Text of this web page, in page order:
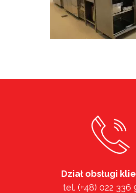
Dział obsługi
tel. (+48) 022 336